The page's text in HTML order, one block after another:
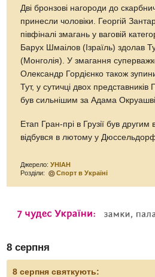
Дві бронзові нагороди до
принесли чоловіки. Георгій
півфіналі змагань у ваговій
Барух Шмаілов (Ізраїль) здолав
(Монголія). У змагання
Олександр Гордієнко також
Тут, у сутичці двох представників
був сильнішим за Адама
Етап Гран-прі в Грузії був
відбувся в лютому у
Джерело:УНІАН
Розділи:
Спорт в Україні
8 серпня
8 серпня святкують: